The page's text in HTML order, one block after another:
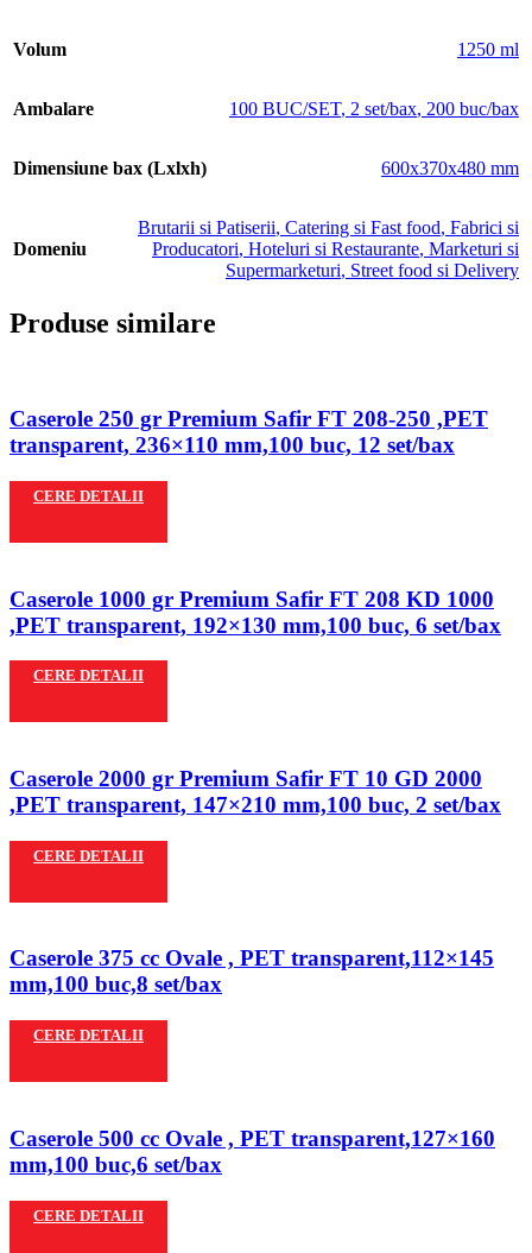
Volum 1250 ml
Ambalare 100 BUC/SET, 2 set/bax, 200 buc/bax
Dimensiune bax (Lxlxh) 600x370x480 mm
Domeniu
Brutarii si Patiserii, Catering si Fast food, Fabrici si
Producatori, Hoteluri si Restaurante, Marketuri si
Supermarketuri, Street food si Delivery
Produse similare
Caserole 250 gr Premium Safir FT 208-250 ,PET
transparent, 236×110 mm,100 buc, 12 set/bax
CERE DETALII
Caserole 1000 gr Premium Safir FT 208 KD 1000
,PET transparent, 192×130 mm,100 buc, 6 set/bax
CERE DETALII
Caserole 2000 gr Premium Safir FT 10 GD 2000
,PET transparent, 147×210 mm,100 buc, 2 set/bax
CERE DETALII
Caserole 375 cc Ovale , PET transparent,112×145
mm,100 buc,8 set/bax
CERE DETALII
Caserole 500 cc Ovale , PET transparent,127×160
mm,100 buc,6 set/bax
CERE DETALII